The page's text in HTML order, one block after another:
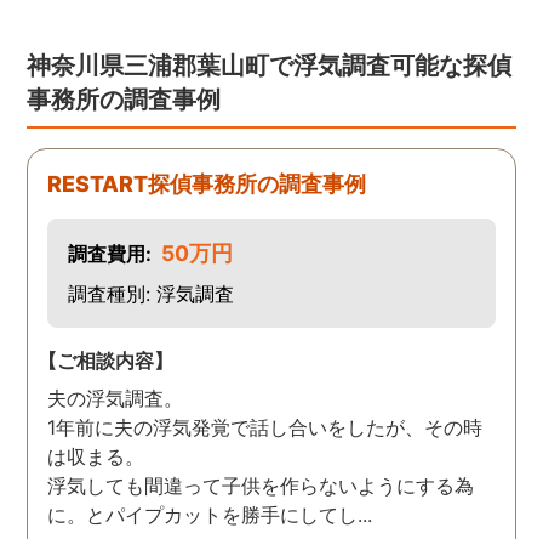
で本当に色々と教えてくだ
さり、よくないことはしっ
かり注意してくださる方で
した。本当に感謝してま
す。また分からない事があ
願いします。 この度はあり
がとうございました！！
神奈川県三浦郡葉山町で浮気調査可能な探偵
事務所の調査事例
RESTART探偵事務所の調査事例
調査費用: 50万円
調査種別: 浮気調査
【ご相談内容】
夫の浮気調査。
1年前に夫の浮気発覚で話し合いをしたが、その時
は収まる。
浮気しても間違って子供を作らないようにする為
に。とパイプカットを勝手にしてし...